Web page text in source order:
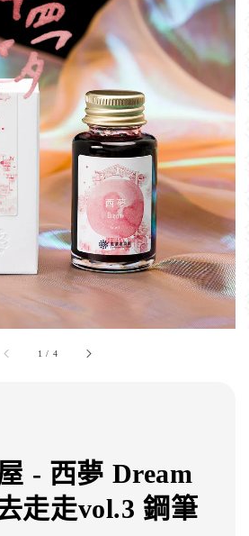
1 / 4
- 西夢 Dream
走走vol.3 鋼筆